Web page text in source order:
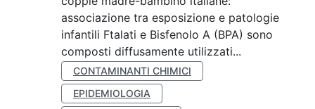
associazione tra esposizione e patologie
infantili Ftalati e Bisfenolo A (BPA) sono
composti diffusamente utilizzati...
CONTAMINANTI CHIMICI
EPIDEMIOLOGIA